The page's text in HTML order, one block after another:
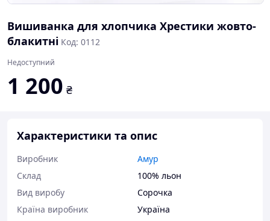
Вишиванка для хлопчика Хрестики жовто-
блакитні Код: 0112
Недоступний
1 200 ₴
Характеристики та опис
Виробник
Амур
Склад
100% льон
Вид виробу
Сорочка
Країна виробник
Україна